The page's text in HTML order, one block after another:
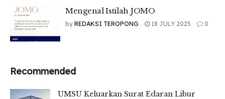
Mengenal Istilah JOMO
by REDAKSI TEROPONG 18 JULY 2025 0
Recommended
UMSU Keluarkan Surat Edaran Libur